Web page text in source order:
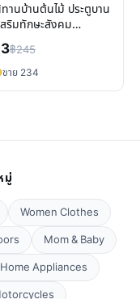
านบ้านต้นไม้ ประตูบาน
สริมทักษะสังคม
ารเด็ก
฿245
ขาย 234
มู่
Women Clothes
Mom & Baby
Home Appliances